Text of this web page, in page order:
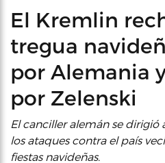
El Kremlin
tregua
por Alemania
por Zelenski
El canciller alemán se dirigió
los ataques contra el país
fiestas navideñas.